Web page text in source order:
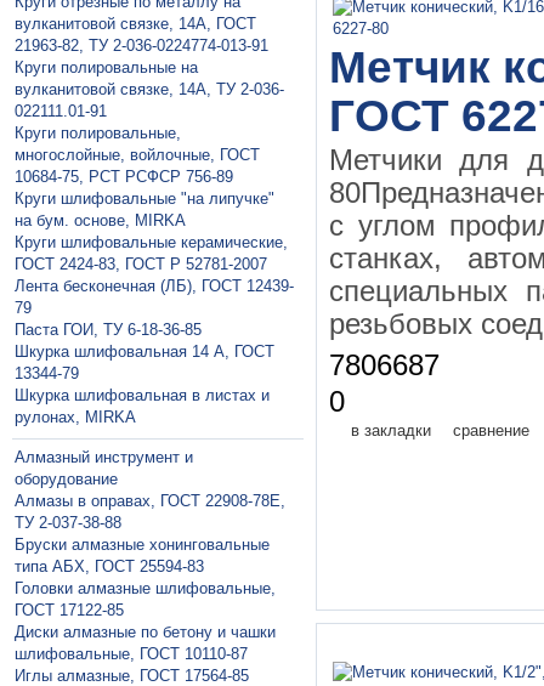
вулканитовой связке, 14А, ГОСТ
21963-82, ТУ 2-036-0224774-013-91
Круги полировальные на
вулканитовой связке, 14А, ТУ 2-036-
022111.01-91
Круги полировальные,
многослойные, войлочные, ГОСТ
10684-75, РСТ РСФСР 756-89
Круги шлифовальные "на липучке"
на бум. основе, MIRKA
Круги шлифовальные керамические,
ГОСТ 2424-83, ГОСТ P 52781-2007
Лента бесконечная (ЛБ), ГОСТ 12439-
79
Паста ГОИ, ТУ 6-18-36-85
Шкурка шлифовальная 14 А, ГОСТ
13344-79
Шкурка шлифовальная в листах и
рулонах, MIRKA
Алмазный инструмент и
оборудование
Алмазы в оправах, ГОСТ 22908-78Е,
ТУ 2-037-38-88
Бруски алмазные хонинговальные
типа АБХ, ГОСТ 25594-83
Головки алмазные шлифовальные,
ГОСТ 17122-85
Диски алмазные по бетону и чашки
шлифовальные, ГОСТ 10110-87
Иглы алмазные, ГОСТ 17564-85
Метчик
ГОСТ
Метчики для
с углом
станках,
специальных
резьбовых
7806687
0
в закладки сравнение